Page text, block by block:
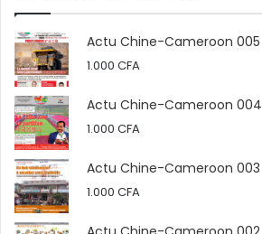
Actu Chine-Cameroon 005
1.000 CFA
Actu Chine-Cameroon 004
1.000 CFA
Actu Chine-Cameroon 003
1.000 CFA